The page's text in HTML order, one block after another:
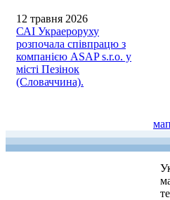
12 травня 2026
САІ Украероруху
розпочала співпрацю з
компанією ASAP s.r.o. у
місті Пезінок
(Словаччина).